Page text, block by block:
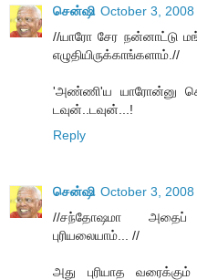
சென்ஷி October 3, 2008
//யாரோ சேர நன்னாட்டு
எழுதியிருக்காங்களாம்.//
'அண்ணி'ய யாரோன்னு
டவுன்..டவுன்...!
Reply
சென்ஷி October 3, 2008
//சந்தோஷமா அதைப்
புரியலையாம்... //
அது புரியாத